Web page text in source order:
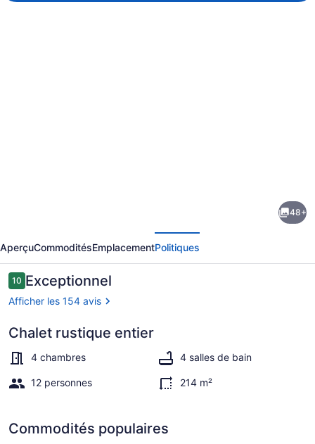
BRAND
NEW!
Smokey
Pines
BOHO
Modern
+
Contemporary
48+
AperçuCommoditésEmplacementPolitiques
Avis
1010 sur 10 –
Exceptionnel
Afficher les 154 avis
Chalet rustique entier
4 chambres 4 salles de bain
12 personnes 214 m²
Commodités populaires